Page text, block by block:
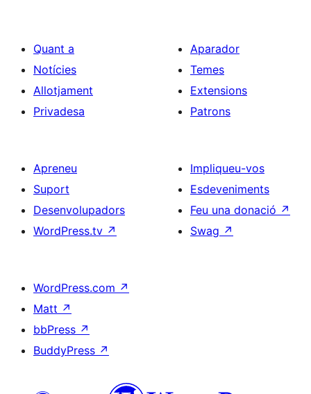
Quant a
Notícies
Allotjament
Privadesa
Aparador
Temes
Extensions
Patrons
Apreneu
Suport
Desenvolupadors
WordPress.tv ↗
Impliqueu-vos
Esdeveniments
Feu una donació ↗
Swag ↗
WordPress.com ↗
Matt ↗
bbPress ↗
BuddyPress ↗